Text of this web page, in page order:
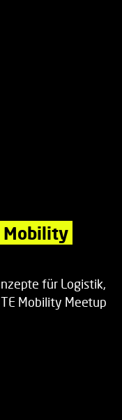
Mobility
für Logistik,
Mobility Meetup